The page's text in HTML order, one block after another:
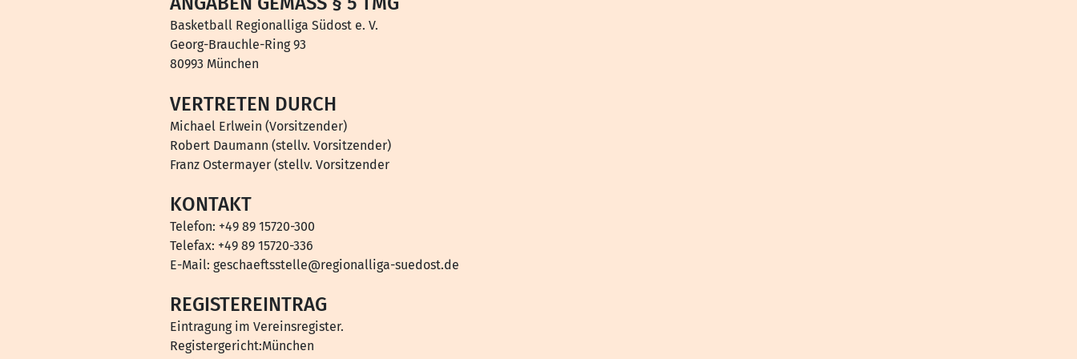
Basketball Regionalliga Südost e. V.
Georg-Brauchle-Ring 93
80993 München
VERTRETEN DURCH
Michael Erlwein (Vorsitzender)
Robert Daumann (stellv. Vorsitzender)
Franz Ostermayer (stellv. Vorsitzender
KONTAKT
Telefon: +49 89 15720-300
Telefax: +49 89 15720-336
E-Mail: geschaeftsstelle@regionalliga-suedost.de
REGISTEREINTRAG
Eintragung im Vereinsregister.
Registergericht:München